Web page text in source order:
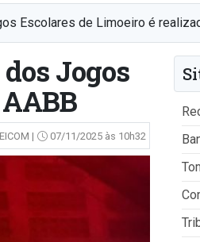
Escolares de Limoeiro é
Jogos
| 07/11/2025 às 10h32